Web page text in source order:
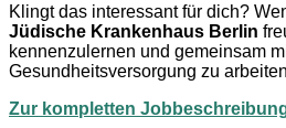
Klingt das interessant für dich?
Jüdische Krankenhaus Berlin
kennenzulernen und gemeinsam
Gesundheitsversorgung zu
Zur kompletten